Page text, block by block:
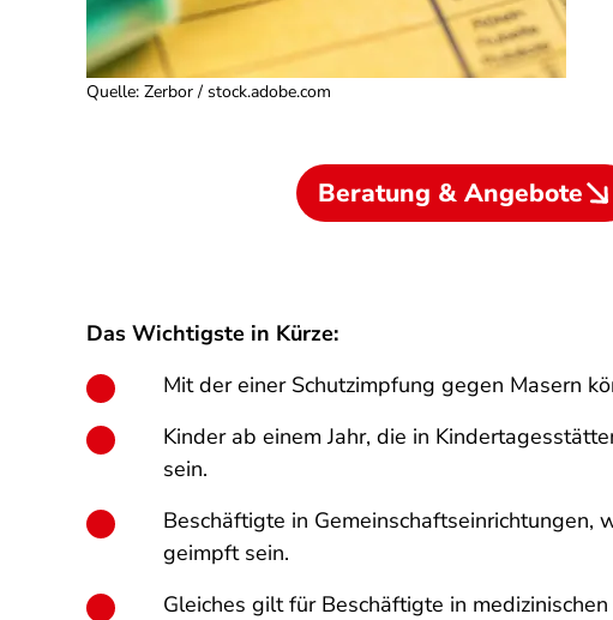
Quelle: Zerbor / stock.adobe.com
Beratung & Angebote
Das Wichtigste in Kürze:
Mit der einer Schutzimpfung gegen Masern
Kinder ab einem Jahr, die in
sein.
Beschäftigte in Gemeinschaftseinrichtungen,
geimpft sein.
Gleiches gilt für Beschäftigte in